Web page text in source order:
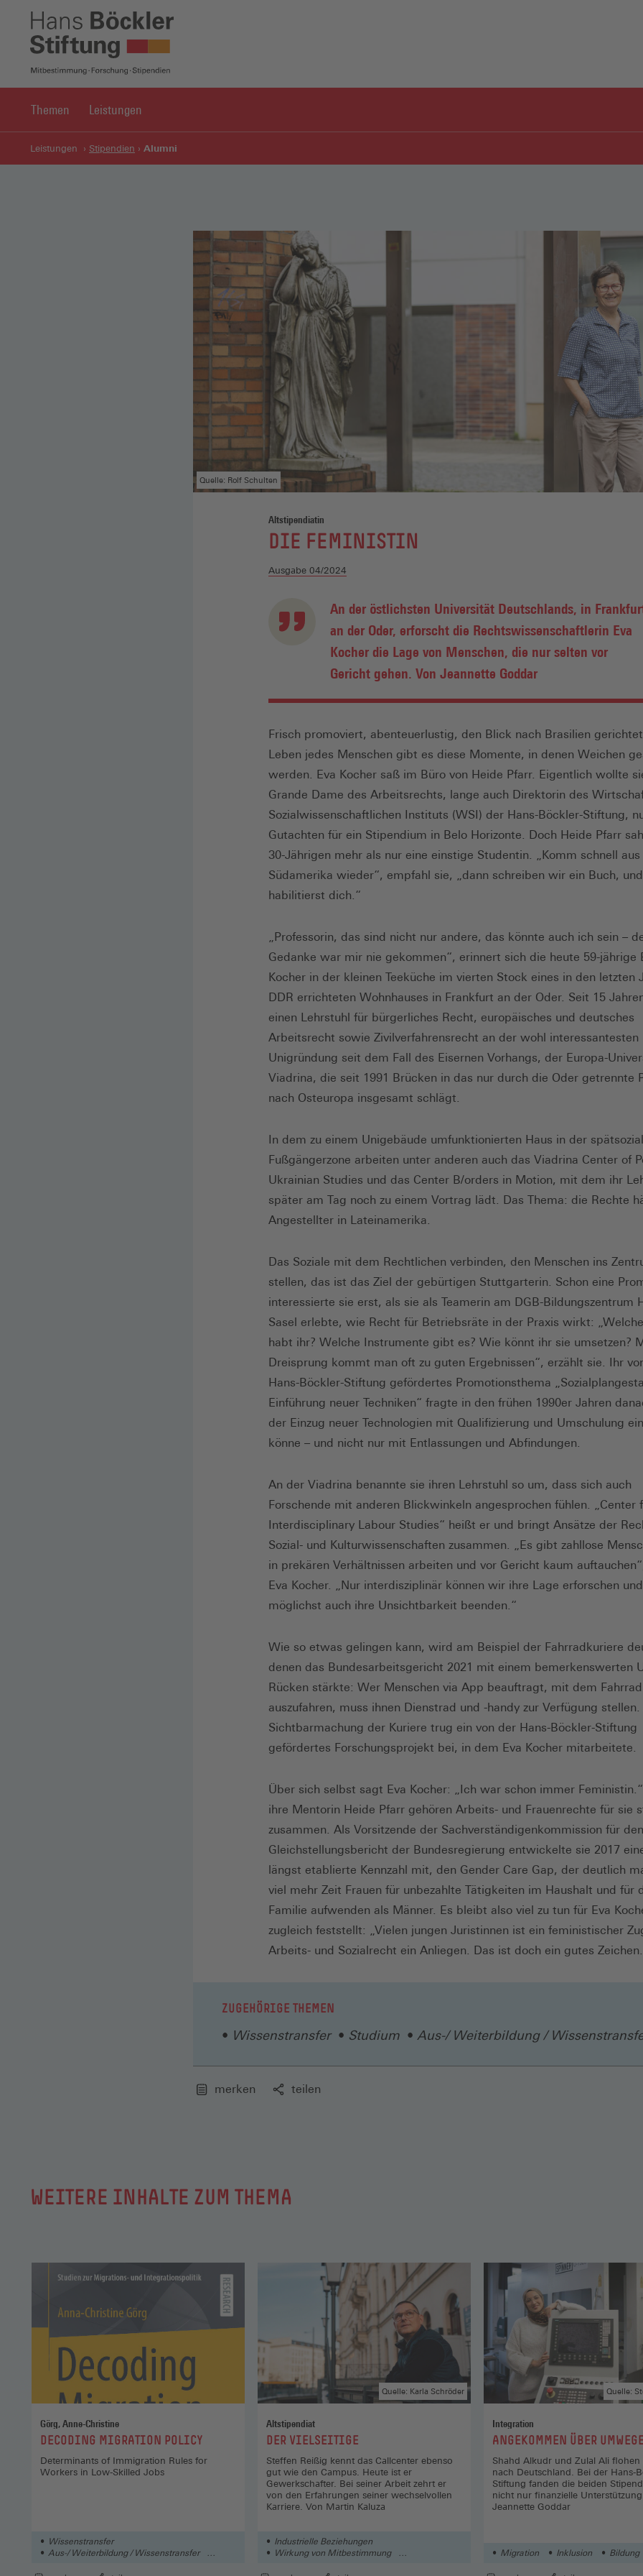
Themen Leistungen
Leistungen Stipendien Alumni
Quelle: Rolf Schulten
Altstipendiatin
:
DIE FEMINISTIN
Ausgabe 04/2024
An der östlichsten Universität Deutschlands, in
an der Oder, erforscht die Rechtswissenschaftlerin Eva
Kocher die Lage von Menschen, die nur selten vor
Gericht gehen. Von Jeannette Goddar
Frisch promoviert, abenteuerlustig, den Blick nach Brasilien
Leben jedes Menschen gibt es diese Momente, in denen Weichen
werden. Eva Kocher saß im Büro von Heide Pfarr. Eigentlich wollte
Grande Dame des Arbeitsrechts, lange auch Direktorin des
Sozialwissenschaftlichen Instituts (WSI) der Hans-Böckler-Stiftung,
Gutachten für ein Stipendium in Belo Horizonte. Doch Heide Pfarr
30-Jährigen mehr als nur eine einstige Studentin. „Komm schnell aus
Südamerika wieder“, empfahl sie, „dann schreiben wir ein Buch,
habilitierst dich.“
„Professorin, das sind nicht nur andere, das könnte auch ich sein –
Gedanke war mir nie gekommen“, erinnert sich die heute 59-jährige
Kocher in der kleinen Teeküche im vierten Stock eines in den letzten
DDR errichteten Wohnhauses in Frankfurt an der Oder. Seit 15
einen Lehrstuhl für bürgerliches Recht, europäisches und deutsches
Arbeitsrecht sowie Zivilverfahrensrecht an der wohl interessantesten
Unigründung seit dem Fall des Eisernen Vorhangs, der Europa-
Viadrina, die seit 1991 Brücken in das nur durch die Oder getrennte
nach Osteuropa insgesamt schlägt.
In dem zu einem Unigebäude umfunktionierten Haus in der
Fußgängerzone arbeiten unter anderen auch das Viadrina Center of
Ukrainian Studies und das Center B/orders in Motion, mit dem ihr
später am Tag noch zu einem Vortrag lädt. Das Thema: die Rechte
Angestellter in Lateinamerika.
Das Soziale mit dem Rechtlichen verbinden, den Menschen ins
stellen, das ist das Ziel der gebürtigen Stuttgarterin. Schon eine
interessierte sie erst, als sie als Teamerin am DGB-Bildungszentrum
Sasel erlebte, wie Recht für Betriebsräte in der Praxis wirkt:
habt ihr? Welche Instrumente gibt es? Wie könnt ihr sie umsetzen?
Dreisprung kommt man oft zu guten Ergebnissen“, erzählt sie. Ihr
Hans-Böckler-Stiftung gefördertes Promotionsthema
Einführung neuer Techniken“ fragte in den frühen 1990er Jahren
der Einzug neuer Technologien mit Qualifizierung und Umschulung
könne – und nicht nur mit Entlassungen und Abfindungen.
An der Viadrina benannte sie ihren Lehrstuhl so um, dass sich auch
Forschende mit anderen Blickwinkeln angesprochen fühlen. „Center
Interdisciplinary Labour Studies“ heißt er und bringt Ansätze der
Sozial- und Kulturwissenschaften zusammen. „Es gibt zahllose
in prekären Verhältnissen arbeiten und vor Gericht kaum
Eva Kocher. „Nur interdisziplinär können wir ihre Lage erforschen
möglichst auch ihre Unsichtbarkeit beenden.“
Wie so etwas gelingen kann, wird am Beispiel der Fahrradkuriere
denen das Bundesarbeitsgericht 2021 mit einem bemerkenswerten
Rücken stärkte: Wer Menschen via App beauftragt, mit dem
auszufahren, muss ihnen Dienstrad und -handy zur Verfügung stellen.
Sichtbarmachung der Kuriere trug ein von der Hans-Böckler-Stiftung
gefördertes Forschungsprojekt bei, in dem Eva Kocher mitarbeitete.
Über sich selbst sagt Eva Kocher: „Ich war schon immer
ihre Mentorin Heide Pfarr gehören Arbeits- und Frauenrechte für sie
zusammen. Als Vorsitzende der Sachverständigenkommission für
Gleichstellungsbericht der Bundesregierung entwickelte sie 2017
längst etablierte Kennzahl mit, den Gender Care Gap, der deutlich
viel mehr Zeit Frauen für unbezahlte Tätigkeiten im Haushalt und für
Familie aufwenden als Männer. Es bleibt also viel zu tun für Eva
zugleich feststellt: „Vielen jungen Juristinnen ist ein feministischer
Arbeits- und Sozialrecht ein Anliegen. Das ist doch ein gutes
ZUGEHÖRIGE THEMEN
Wissenstransfer Studium Aus-/ Weiterbildung /
merken teilen
WEITERE INHALTE ZUM THEMA
Görg, Anne-Christine
:DECODING MIGRATION POLICY
Determinants of Immigration Rules for
Workers in Low-Skilled Jobs
Wissenstransfer
Aus-/ Weiterbildung / Wissenstransfer
Altstipendiat
:DER VIELSEITIGE
Quelle: Karla Schröder
Steffen Reißig kennt das Callcenter ebenso
gut wie den Campus. Heute ist er
Gewerkschafter. Bei seiner Arbeit zehrt er
von den Erfahrungen seiner wechselvollen
Karriere. Von Martin Kaluza
Industrielle Beziehungen
Wirkung von Mitbestimmung
Integration
:ANGEKOMMEN ÜBER UMWEGE
Quelle:
Shahd Alkudr und Zulal Ali flohen
nach Deutschland. Bei der Hans-
Stiftung fanden die beiden
nicht nur finanzielle
Jeannette Goddar
Migration Inklusion Bildung